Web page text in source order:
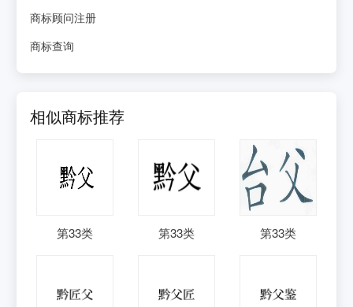
商标顾问注册
商标查询
相似商标推荐
第33类 第33类 第33类